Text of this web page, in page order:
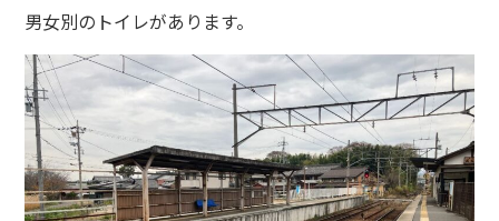
男女別のトイレがあります。